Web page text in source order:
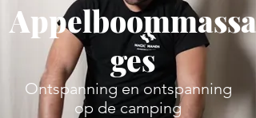
Appelboommassa
ges
Ontspanning en ontspanning
op de camping